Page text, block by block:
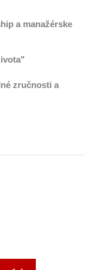
a manažérske
zručnosti a